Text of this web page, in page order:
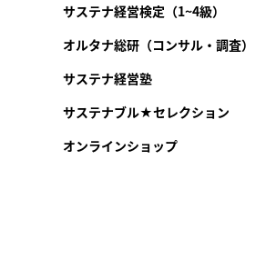
サステナ経営検定（1~4級）
オルタナ総研（コンサル・調査）
サステナ経営塾
サステナブル★セレクション
オンラインショップ